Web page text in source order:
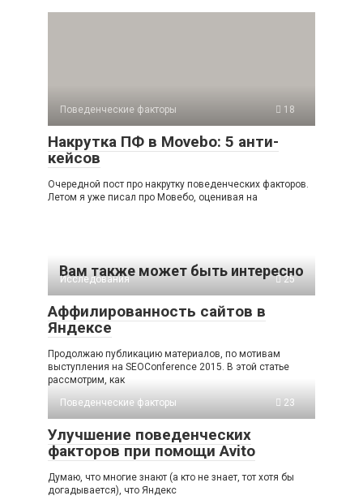
Поведенческие факторы 18
Накрутка ПФ в Movebo: 5 анти-
кейсов
Очередной пост про накрутку поведенческих факторов.
Летом я уже писал про Мовебо, оценивая на
Вам также может быть интересно
Исследования 25
Аффилированность сайтов в
Яндексе
Продолжаю публикацию материалов, по мотивам
выступления на SEOConference 2015. В этой статье
рассмотрим, как
Поведенческие факторы
23
Улучшение поведенческих
факторов при помощи Avito
Думаю, что многие знают (а кто не знает, тот хотя бы
догадывается), что Яндекс